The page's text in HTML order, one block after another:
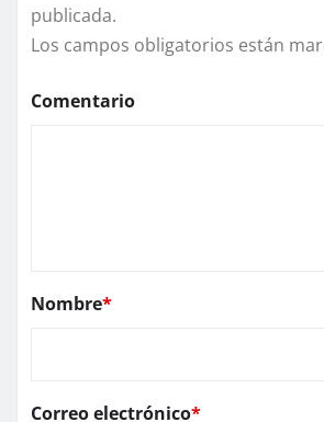
publicada.
Los campos obligatorios están
Comentario
Nombre*
Correo electrónico*